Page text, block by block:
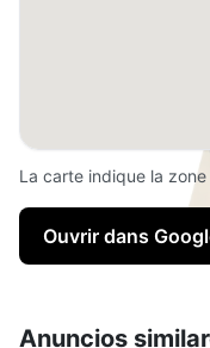
La carte indique la
Ouvrir dans
Anuncios